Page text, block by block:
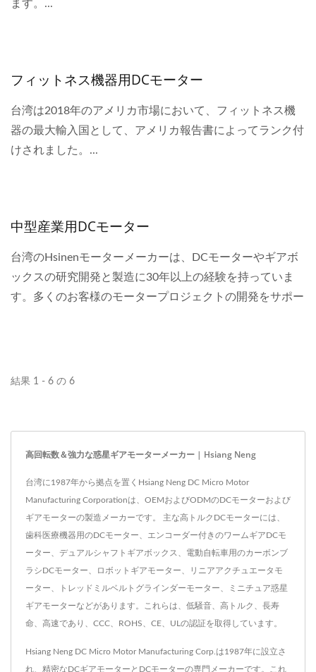
ます。...
フィットネス機器用DCモーター
台湾は2018年のアメリカ市場において、フィットネス機
器の最大輸入国として、アメリカ報告書によってランク付
けされました。...
中型産業用DCモーター
台湾のHsinenモーターメーカーは、DCモーターやギアボ
ックスの研究開発と製造に30年以上の経験を持っていま
す。多くのお客様のモータープロジェクトの開発をサポー
結果 1 - 6 の 6
高回転数＆強力な惑星ギアモーターメーカー | Hsiang Neng
台湾に1987年から拠点を置くHsiang Neng DC Micro Motor
Manufacturing Corporationは、OEMおよびODMのDCモーターおよび
ギアモーターの製造メーカーです。 主な高トルクDCモーターには、
歯科医療機器用のDCモーター、エンコーダー付きのワームギアDCモ
ーター、デュアルシャフトギアボックス、電動自転車用のカーボンブ
ラシDCモーター、ロボットギアモーター、リニアアクチュエータモ
ーター、トレッドミルベルトグラインダーモーター、ミニチュア惑星
ギアモーターなどがあります。これらは、低騒音、高トルク、長寿
命、高速であり、CCC、ROHS、CE、ULの認証を取得しています。
Hsiang Neng DC Micro Motor Manufacturing Corp.は1987年に設立さ
れ、精密なDCギアモーターとDCモーターの専門メーカーです。これ